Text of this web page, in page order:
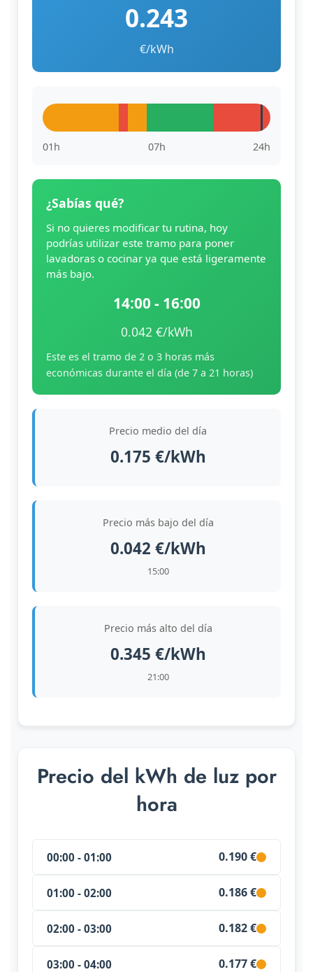
0.243
€/kWh
01h 07h 24h
¿Sabías qué?
Si no quieres modificar tu rutina, hoy
podrías utilizar este tramo para poner
lavadoras o cocinar ya que está ligeramente
más bajo.
14:00 - 16:00
0.042 €/kWh
Este es el tramo de 2 o 3 horas más
económicas durante el día (de 7 a 21 horas)
Precio medio del día
0.175 €/kWh
Precio más bajo del día
0.042 €/kWh
15:00
Precio más alto del día
0.345 €/kWh
21:00
Precio del kWh de luz por
hora
00:00 - 01:00 0.190 €
01:00 - 02:00 0.186 €
02:00 - 03:00 0.182 €
03:00 - 04:00 0.177 €